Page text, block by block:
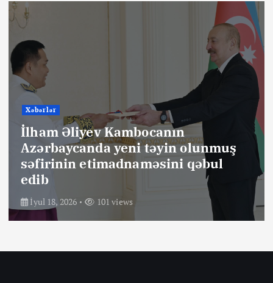
Xəbərlər
İlham Əliyev Kambocanın
Azərbaycanda yeni təyin olunmuş
səfirinin etimadnaməsini qəbul
edib
İyul 18, 2026 101 views